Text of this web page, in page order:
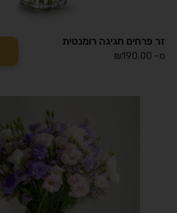
זר פרחים חגיגה רומנטית
מ- ₪190.00